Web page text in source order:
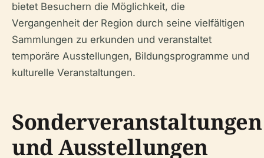
bietet Besuchern die Möglichkeit, die
Vergangenheit der Region durch seine vielfältigen
Sammlungen zu erkunden und veranstaltet
temporäre Ausstellungen, Bildungsprogramme und
kulturelle Veranstaltungen.
Sonderveranstaltungen
und Ausstellungen